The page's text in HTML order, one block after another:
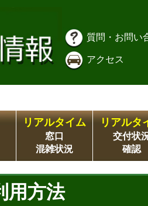
質問・お問い
アクセス
リアルタイム
窓口
混雑状況
リアルタ
交付状
確認
用方法